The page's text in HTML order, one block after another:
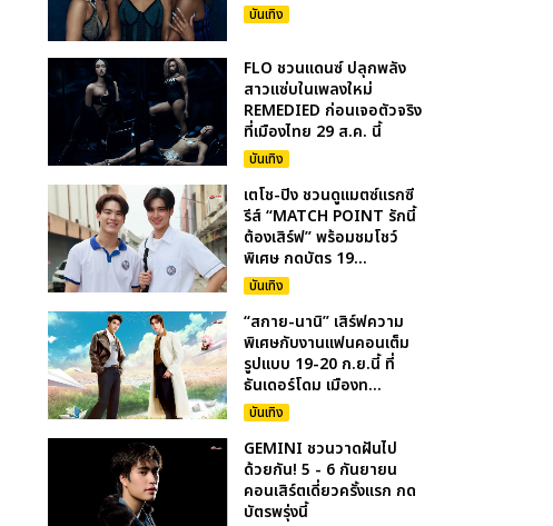
บันเทิง
FLO ชวนแดนซ์ ปลุกพลัง
สาวแซ่บในเพลงใหม่
REMEDIED ก่อนเจอตัวจริง
ที่เมืองไทย 29 ส.ค. นี้
บันเทิง
เตโช-ปิง ชวนดูแมตซ์แรกซี
รีส์ “MATCH POINT รักนี้
ต้องเสิร์ฟ” พร้อมชมโชว์
พิเศษ กดบัตร 19...
บันเทิง
“สกาย-นานิ” เสิร์ฟความ
พิเศษกับงานแฟนคอนเต็ม
รูปแบบ 19-20 ก.ย.นี้ ที่
ธันเดอร์โดม เมืองท...
บันเทิง
GEMINI ชวนวาดฝันไป
ด้วยกัน! 5 - 6 กันยายน
คอนเสิร์ตเดี่ยวครั้งแรก กด
บัตรพรุ่งนี้